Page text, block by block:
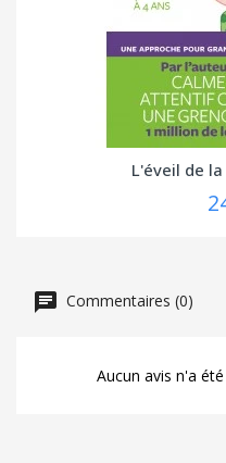
L'éveil de
Commentaires (0)
Aucun avis n'a